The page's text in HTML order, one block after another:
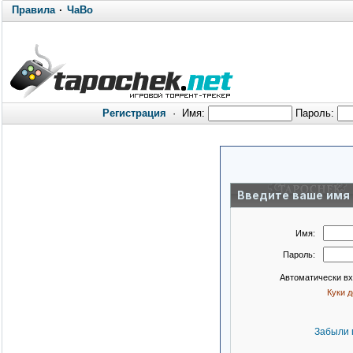
Правила· ЧаВо
Регистрация · Имя: Пароль:
Введите ваше имя
Имя:
Пароль:
Автоматически
Куки
Забыли